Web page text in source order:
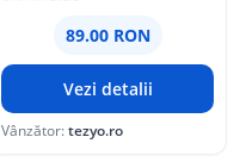
89.00 RON
Vezi detalii
Vânzător:tezyo.ro